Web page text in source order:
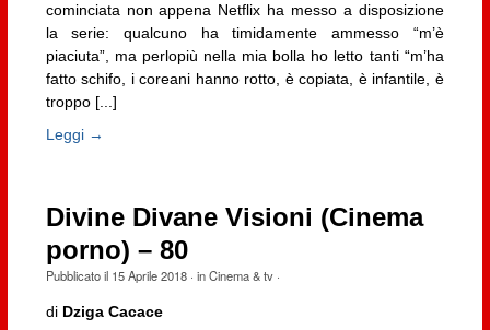
cominciata non appena Netflix ha messo a disposizione
la serie: qualcuno ha timidamente ammesso “m’è
piaciuta”, ma perlopiù nella mia bolla ho letto tanti “m’ha
fatto schifo, i coreani hanno rotto, è copiata, è infantile, è
troppo [...]
Leggi →
Divine Divane Visioni (Cinema
porno) – 80
Pubblicato il 15 Aprile 2018· inCinema & tv·
di Dziga Cacace